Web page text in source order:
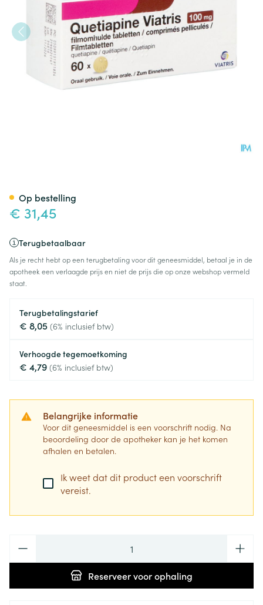
€ 31,45
Terugbetaalbaar
Als je recht hebt op een terugbetaling voor dit geneesmiddel, betaal je in de
apotheek een verlaagde prijs en niet de prijs die op onze webshop vermeld
staat.
Terugbetalingstarief
€ 8,05 (6% inclusief btw)
Verhoogde tegemoetkoming
€ 4,79 (6% inclusief btw)
Belangrijke informatie
Voor dit geneesmiddel is een voorschrift nodig. Na
beoordeling door de apotheker kan je het komen
afhalen en betalen.
Ik weet dat dit product een voorschrift
vereist.
Reserveervoor ophaling
Op bestelling